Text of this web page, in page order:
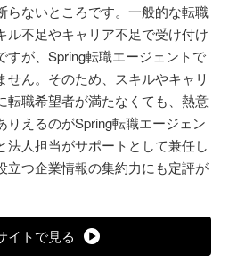
らないところです。一般的な転職
ル不足やキャリア不足で受け付け
すが、Spring転職エージェントで
せん。そのため、スキルやキャリ
転職希望者が満たなくても、熱意
りえるのがSpring転職エージェン
法人担当がサポートとして兼任し
立つ企業情報の集約力にも定評が
イトで見る